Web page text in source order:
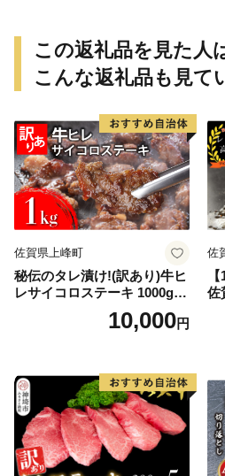
この返礼品を見た人
こんな返礼品も見て
佐賀県上峰町
秘伝のタレ漬け!(訳あり)牛ヒ
レサイコロステーキ 1000g
10,000円
佐
佐
気